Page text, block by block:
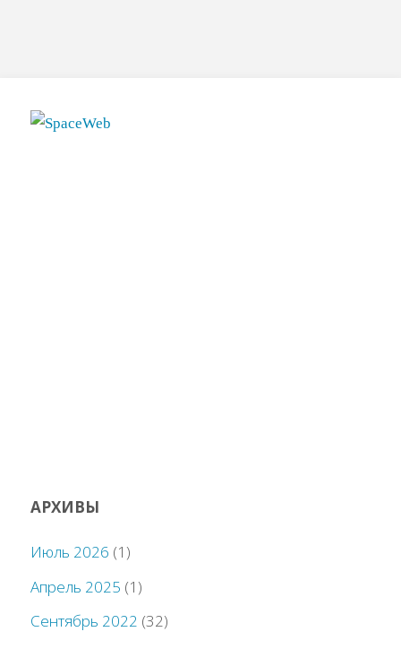
АРХИВЫ
Июль 2026 (1)
Апрель 2025 (1)
Сентябрь 2022 (32)